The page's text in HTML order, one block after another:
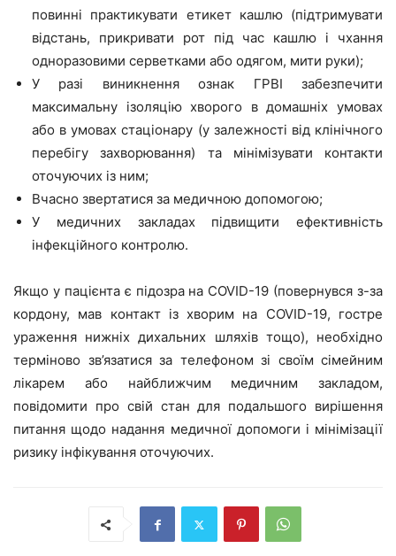
повинні практикувати етикет кашлю (підтримувати
відстань, прикривати рот під час кашлю і чхання
одноразовими серветками або одягом, мити руки);
У разі виникнення ознак ГРВІ забезпечити
максимальну ізоляцію хворого в домашніх умовах
або в умовах стаціонару (у залежності від клінічного
перебігу захворювання) та мінімізувати контакти
оточуючих із ним;
Вчасно звертатися за медичною допомогою;
У медичних закладах підвищити ефективність
інфекційного контролю.
Якщо у пацієнта є підозра на COVID-19 (повернувся з-за
кордону, мав контакт із хворим на COVID-19, гостре
ураження нижніх дихальних шляхів тощо), необхідно
терміново зв’язатися за телефоном зі своїм сімейним
лікарем або найближчим медичним закладом,
повідомити про свій стан для подальшого вирішення
питання щодо надання медичної допомоги і мінімізації
ризику інфікування оточуючих.